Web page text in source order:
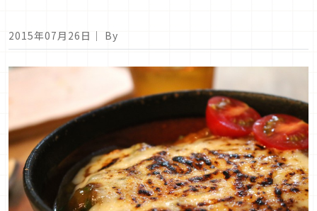
2015年07月26日 ｜ By